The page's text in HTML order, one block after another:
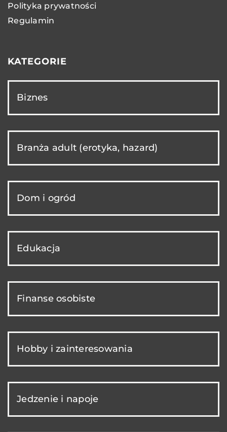
Polityka prywatności
Regulamin
KATEGORIE
Biznes
Branża adult (erotyka, hazard)
Dom i ogród
Edukacja
Finanse osobiste
Hobby i zainteresowania
Jedzenie i napoje